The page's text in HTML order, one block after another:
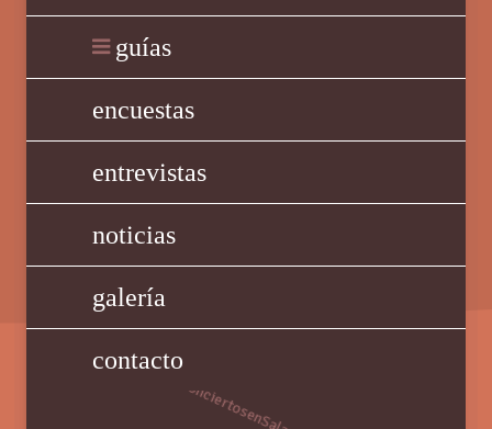
guías
encuestas
entrevistas
noticias
galería
contacto